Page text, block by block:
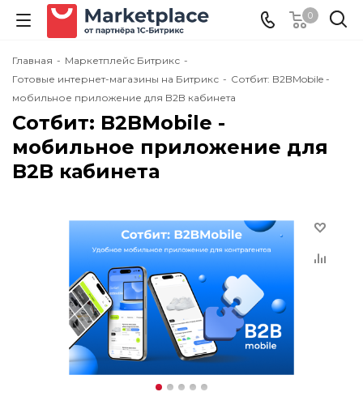
0
Главная - Маркетплейс Битрикс -
Готовые интернет-магазины на Битрикс - Сотбит: B2BMobile -
мобильное приложение для B2B кабинета
Сотбит: B2BMobile -
мобильное приложение для
B2B кабинета